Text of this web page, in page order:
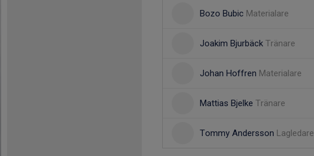
Bozo Bubic Materialare
Joakim Bjurbäck Tränare
Johan Hoffren Materialare
Mattias Bjelke Tränare
Tommy Andersson Lagledare